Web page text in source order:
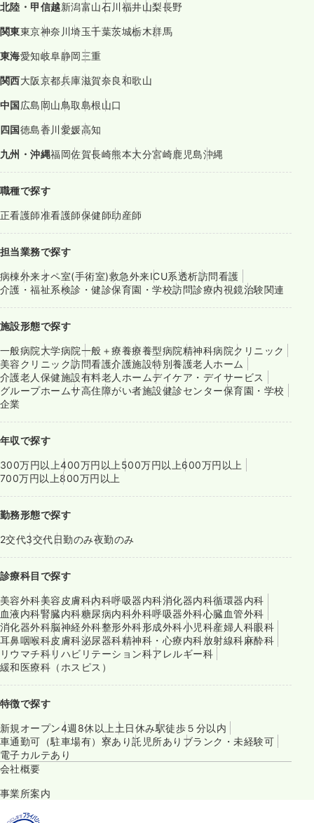
北陸・甲信越新潟富山石川福井山梨長野
関東東京神奈川埼玉千葉茨城栃木群馬
東海愛知岐阜静岡三重
関西大阪京都兵庫滋賀奈良和歌山
中国広島岡山鳥取島根山口
四国徳島香川愛媛高知
九州・沖縄福岡佐賀長崎熊本大分宮崎鹿児島沖縄
職種で探す
正看護師准看護師保健師助産師
担当業務で探す
病棟外来オペ室(手術室)救急外来ICU系透析訪問看護
介護・福祉系検診・健診保育園・学校訪問診療内視鏡治験関連
施設形態で探す
一般病院大学病院一般＋療養療養型病院精神科病院クリニック
美容クリニック訪問看護介護施設特別養護老人ホーム
介護老人保健施設有料老人ホームデイケア・デイサービス
グループホームサ高住障がい者施設健診センター保育園・学校
企業
年収で探す
300万円以上400万円以上 500万円以上600万円以上
700万円以上800万円以上
勤務形態で探す
2交代3交代日勤のみ夜勤のみ
診療科目で探す
美容外科美容皮膚科内科呼吸器内科消化器内科循環器内科
血液内科腎臓内科糖尿病内科外科呼吸器外科心臓血管外科
消化器外科脳神経外科整形外科形成外科小児科産婦人科眼科
耳鼻咽喉科皮膚科泌尿器科精神科・心療内科放射線科麻酔科
リウマチ科リハビリテーション科アレルギー科
緩和医療科（ホスピス）
特徴で探す
新規オープン4週8休以上 土日休み駅徒歩５分以内
車通勤可（駐車場有） 寮あり託児所あり ブランク・未経験可
電子カルテあり
会社概要
事業所案内